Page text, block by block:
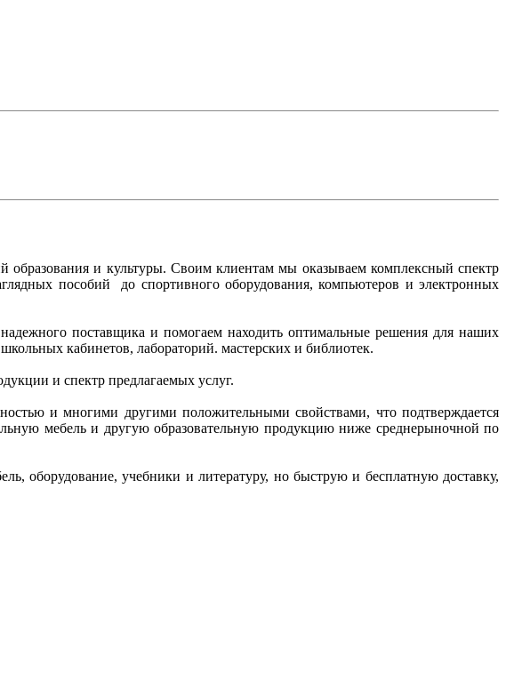
и культуры. Своим клиентам мы оказываем комплексный спектр
пособий до спортивного оборудования, компьютеров и электронных
поставщика и помогаем находить оптимальные решения для наших
кабинетов, лабораторий. мастерских и библиотек.
и спектр предлагаемых услуг.
и многими другими положительными свойствами, что подтверждается
мебель и другую образовательную продукцию ниже среднерыночной по
оборудование, учебники и литературу, но быструю и бесплатную доставку,